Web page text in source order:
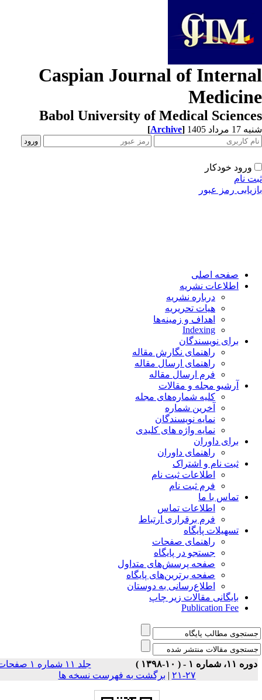
Caspian Journal of
Babol University of Medical
مرداد 1405 [Archive]
ورود خودکار
نام
رمز عبور
صفحه اصلی
اطلاعات نشریه
درباره نشریه
هیات تحریریه
اهداف و زمینه‌ها
Indexing
برای نویسندگان
راهنمای نگارش مقاله
راهنمای ارسال مقاله
فرم ارسال مقاله
آرشیو مجله و مقالات
کلیه شماره‌های مجله
آخرین شماره
نمایه نویسندگان
نمایه واژه های کلیدی
برای داوران
راهنمای داوران
ثبت نام و اشتراک
اطلاعات ثبت نام
فرم ثبت نام
تماس با ما
اطلاعات تماس
فرم برقراری ارتباط
تسهیلات پایگاه
راهنمای صفحات
جستجو در پایگاه
صفحه پرسش‌های متداول
صفحه برترین‌های پایگاه
اطلاع‌رسانی به دوستان
بایگانی مقالات زیر چاپ
Publication Fee
۱۱، شماره ۱ - ( ۱۰-۱۳۹۸ )
جلد ۱۱ شماره ۱ صفحات
۲۷-۲۱
|برگشت به فهرست نسخه ها